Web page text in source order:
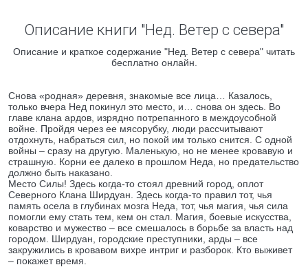
Описание книги "Нед. Ветер с севера"
Описание и краткое содержание "Нед. Ветер с севера" читать
бесплатно онлайн.
Снова «родная» деревня, знакомые все лица… Казалось,
только вчера Нед покинул это место, и… снова он здесь. Во
главе клана ардов, изрядно потрепанного в междоусобной
войне. Пройдя через ее мясорубку, люди рассчитывают
отдохнуть, набраться сил, но покой им только снится. С одной
войны – сразу на другую. Маленькую, но не менее кровавую и
страшную. Корни ее далеко в прошлом Неда, но предательство
должно быть наказано.
Место Силы! Здесь когда-то стоял древний город, оплот
Северного Клана Ширдуан. Здесь когда-то правил тот, чья
память осела в глубинах мозга Неда, тот, чья магия, чья сила
помогли ему стать тем, кем он стал. Магия, боевые искусства,
коварство и мужество – все смешалось в борьбе за власть над
городом. Ширдуан, городские преступники, арды – все
закружились в кровавом вихре интриг и разборок. Кто выживет
– покажет время.